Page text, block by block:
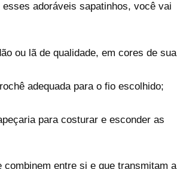
esses adoráveis sapatinhos, você vai
ou lã de qualidade, em cores de sua
adequada para o fio escolhido;
para costurar e esconder as
combinem entre si e que transmitam a